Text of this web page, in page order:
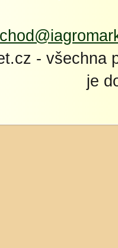
- všechna
je